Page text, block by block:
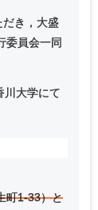
き，大盛
委員会一同
川大学にて
町1-33）と